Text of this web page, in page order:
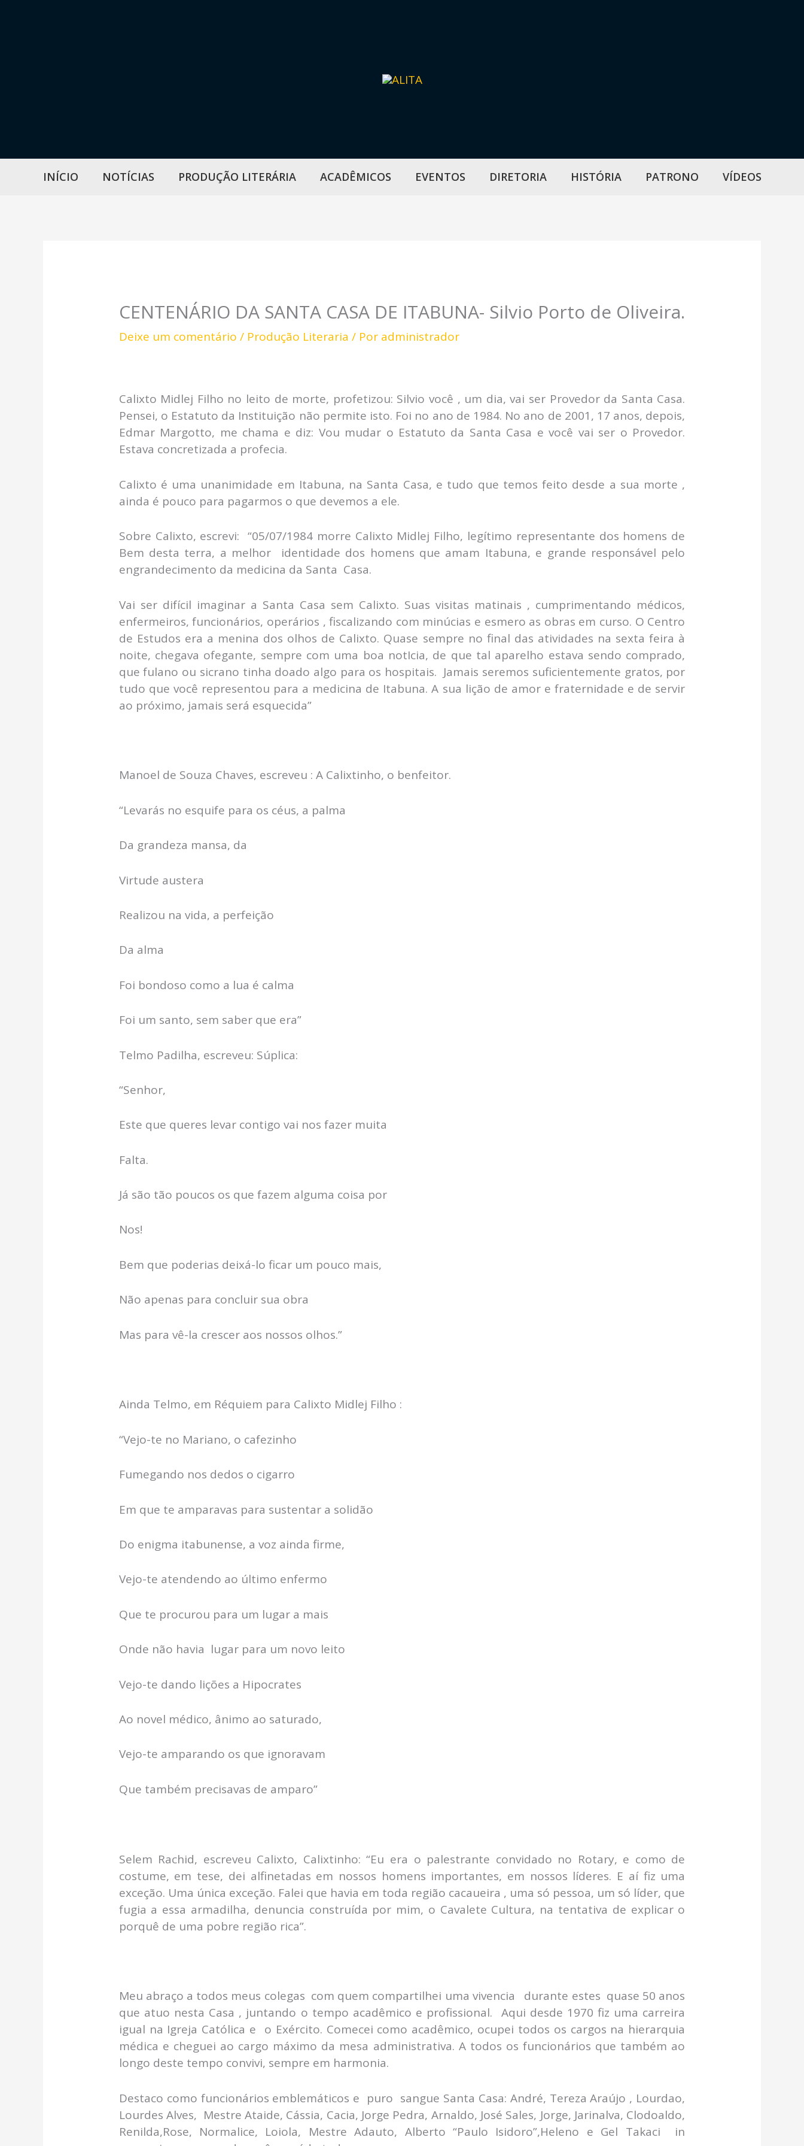
INÍCIO NOTÍCIAS PRODUÇÃO LITERÁRIA ACADÊMICOS EVENTOS DIRETORIA HISTÓRIA PATRONO VÍDEOS
CENTENÁRIO DA SANTA CASA DE ITABUNA- Silvio Porto de Oliveira.
Deixe um comentário / Produção Literaria / Por administrador
Calixto Midlej Filho no leito de morte, profetizou: Silvio você , um dia, vai ser Provedor da Santa Casa.
Pensei, o Estatuto da Instituição não permite isto. Foi no ano de 1984. No ano de 2001, 17 anos, depois,
Edmar Margotto, me chama e diz: Vou mudar o Estatuto da Santa Casa e você vai ser o Provedor.
Estava concretizada a profecia.
Calixto é uma unanimidade em Itabuna, na Santa Casa, e tudo que temos feito desde a sua morte ,
ainda é pouco para pagarmos o que devemos a ele.
Sobre Calixto, escrevi: “05/07/1984 morre Calixto Midlej Filho, legítimo representante dos homens de
Bem desta terra, a melhor identidade dos homens que amam Itabuna, e grande responsável pelo
engrandecimento da medicina da Santa Casa.
Vai ser difícil imaginar a Santa Casa sem Calixto. Suas visitas matinais , cumprimentando médicos,
enfermeiros, funcionários, operários , fiscalizando com minúcias e esmero as obras em curso. O Centro
de Estudos era a menina dos olhos de Calixto. Quase sempre no final das atividades na sexta feira à
noite, chegava ofegante, sempre com uma boa notIcia, de que tal aparelho estava sendo comprado,
que fulano ou sicrano tinha doado algo para os hospitais. Jamais seremos suficientemente gratos, por
tudo que você representou para a medicina de Itabuna. A sua lição de amor e fraternidade e de servir
ao próximo, jamais será esquecida”
Manoel de Souza Chaves, escreveu : A Calixtinho, o benfeitor.
“Levarás no esquife para os céus, a palma
Da grandeza mansa, da
Virtude austera
Realizou na vida, a perfeição
Da alma
Foi bondoso como a lua é calma
Foi um santo, sem saber que era”
Telmo Padilha, escreveu: Súplica:
“Senhor,
Este que queres levar contigo vai nos fazer muita
Falta.
Já são tão poucos os que fazem alguma coisa por
Nos!
Bem que poderias deixá-lo ficar um pouco mais,
Não apenas para concluir sua obra
Mas para vê-la crescer aos nossos olhos.”
Ainda Telmo, em Réquiem para Calixto Midlej Filho :
“Vejo-te no Mariano, o cafezinho
Fumegando nos dedos o cigarro
Em que te amparavas para sustentar a solidão
Do enigma itabunense, a voz ainda firme,
Vejo-te atendendo ao último enfermo
Que te procurou para um lugar a mais
Onde não havia lugar para um novo leito
Vejo-te dando lições a Hipocrates
Ao novel médico, ânimo ao saturado,
Vejo-te amparando os que ignoravam
Que também precisavas de amparo”
Selem Rachid, escreveu Calixto, Calixtinho: “Eu era o palestrante convidado no Rotary, e como de
costume, em tese, dei alfinetadas em nossos homens importantes, em nossos líderes. E aí fiz uma
exceção. Uma única exceção. Falei que havia em toda região cacaueira , uma só pessoa, um só líder, que
fugia a essa armadilha, denuncia construída por mim, o Cavalete Cultura, na tentativa de explicar o
porquê de uma pobre região rica”.
Meu abraço a todos meus colegas com quem compartilhei uma vivencia durante estes quase 50 anos
que atuo nesta Casa , juntando o tempo acadêmico e profissional. Aqui desde 1970 fiz uma carreira
igual na Igreja Católica e o Exército. Comecei como acadêmico, ocupei todos os cargos na hierarquia
médica e cheguei ao cargo máximo da mesa administrativa. A todos os funcionários que também ao
longo deste tempo convivi, sempre em harmonia.
Destaco como funcionários emblemáticos e puro sangue Santa Casa: André, Tereza Araújo , Lourdao,
Lourdes Alves, Mestre Ataide, Cássia, Cacia, Jorge Pedra, Arnaldo, José Sales, Jorge, Jarinalva, Clodoaldo,
Renilda,Rose, Normalice, Loiola, Mestre Adauto, Alberto “Paulo Isidoro”,Heleno e Gel Takaci in